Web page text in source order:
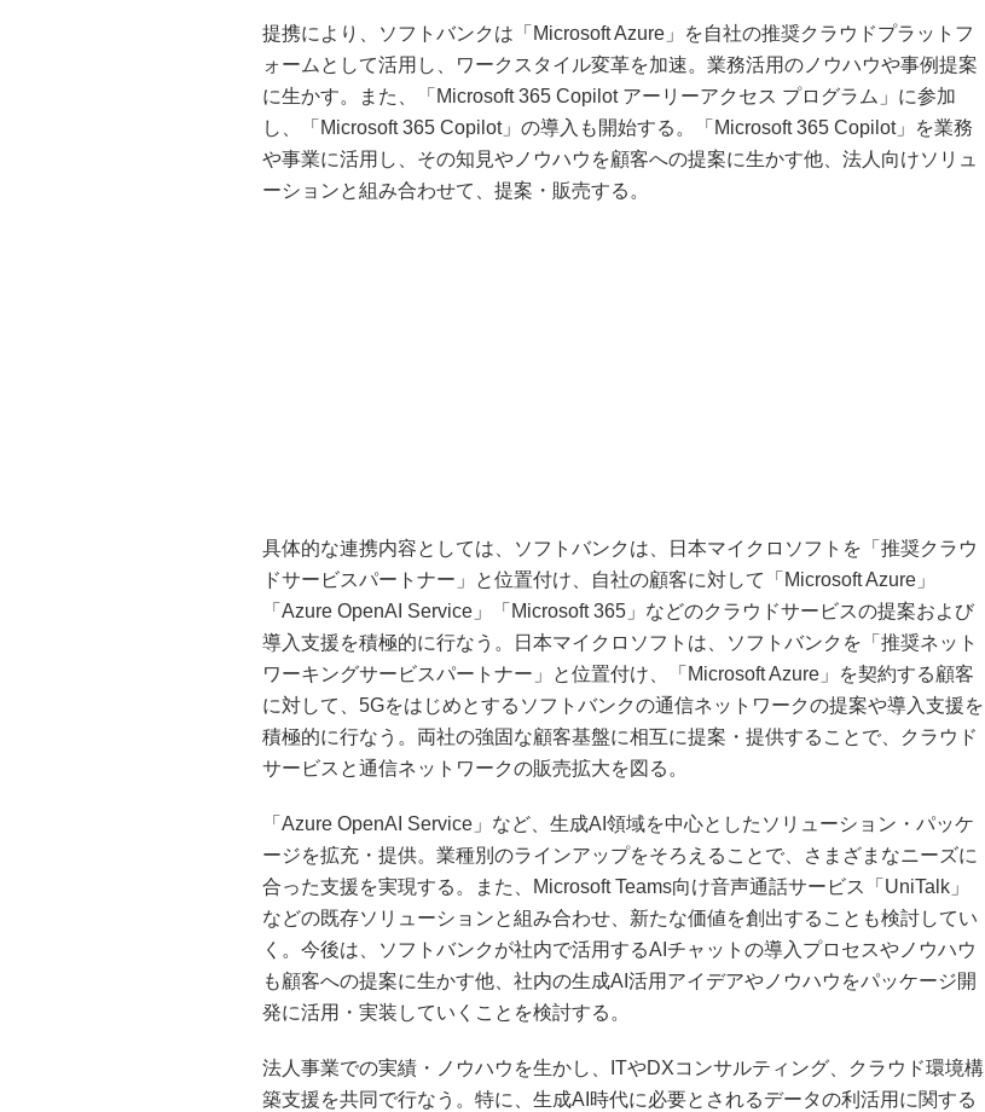
提携により、ソフトバンクは「Microsoft Azure」を自社の推奨クラウドプラットフ
ォームとして活用し、ワークスタイル変革を加速。業務活用のノウハウや事例提案
に生かす。また、「Microsoft 365 Copilot アーリーアクセス プログラム」に参加
し、「Microsoft 365 Copilot」の導入も開始する。「Microsoft 365 Copilot」を業務
や事業に活用し、その知見やノウハウを顧客への提案に生かす他、法人向けソリュ
ーションと組み合わせて、提案・販売する。
具体的な連携内容としては、ソフトバンクは、日本マイクロソフトを「推奨クラウ
ドサービスパートナー」と位置付け、自社の顧客に対して「Microsoft Azure」
「Azure OpenAI Service」「Microsoft 365」などのクラウドサービスの提案および
導入支援を積極的に行なう。日本マイクロソフトは、ソフトバンクを「推奨ネット
ワーキングサービスパートナー」と位置付け、「Microsoft Azure」を契約する顧客
に対して、5Gをはじめとするソフトバンクの通信ネットワークの提案や導入支援を
積極的に行なう。両社の強固な顧客基盤に相互に提案・提供することで、クラウド
サービスと通信ネットワークの販売拡大を図る。
「Azure OpenAI Service」など、生成AI領域を中心としたソリューション・パッケ
ージを拡充・提供。業種別のラインアップをそろえることで、さまざまなニーズに
合った支援を実現する。また、Microsoft Teams向け音声通話サービス「UniTalk」
などの既存ソリューションと組み合わせ、新たな価値を創出することも検討してい
く。今後は、ソフトバンクが社内で活用するAIチャットの導入プロセスやノウハウ
も顧客への提案に生かす他、社内の生成AI活用アイデアやノウハウをパッケージ開
発に活用・実装していくことを検討する。
法人事業での実績・ノウハウを生かし、ITやDXコンサルティング、クラウド環境構
築支援を共同で行なう。特に、生成AI時代に必要とされるデータの利活用に関する